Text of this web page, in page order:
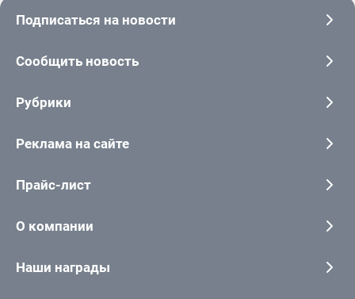
Подписаться на новости
Сообщить новость
Рубрики
Реклама на сайте
Прайс-лист
О компании
Наши награды